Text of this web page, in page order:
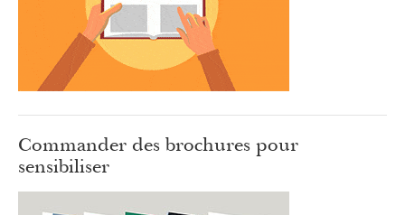
Commander des brochures pour
sensibiliser